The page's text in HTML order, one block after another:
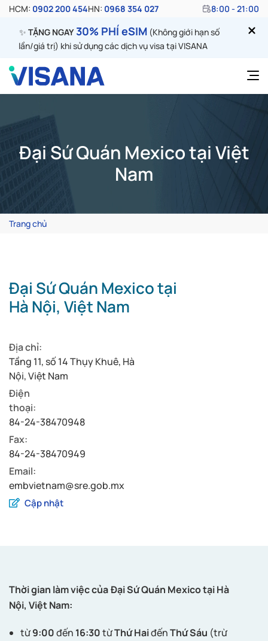
HCM: 0902 200 454HN: 0968 354 027 8:00 - 21:00
✨ TẶNG NGAY30% PHÍ eSIM (Không giới hạn số
lần/giá trị) khi sử dụng các dịch vụ visa tại VISANA
Đại Sứ Quán Mexico tại Việt
Nam
Trang chủ
Đại Sứ Quán Mexico tại
Hà Nội, Việt Nam
Địa chỉ:
Tầng 11, số 14 Thụy Khuê, Hà
Nội, Việt Nam
Điện
thoại:
84-24-38470948
Fax:
84-24-38470949
Email:
embvietnam@sre.gob.mx
Cập nhật
Thời gian làm việc của Đại Sứ Quán Mexico tại Hà
Nội, Việt Nam:
từ9:00đến 16:30từThứ HaiđếnThứ Sáu (trừ